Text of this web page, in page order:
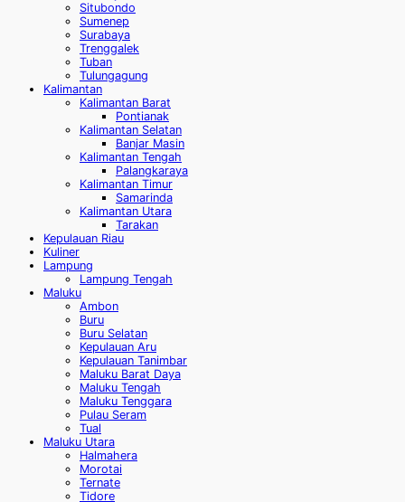
Situbondo
Sumenep
Surabaya
Trenggalek
Tuban
Tulungagung
Kalimantan
Kalimantan Barat
Pontianak
Kalimantan Selatan
Banjar Masin
Kalimantan Tengah
Palangkaraya
Kalimantan Timur
Samarinda
Kalimantan Utara
Tarakan
Kepulauan Riau
Kuliner
Lampung
Lampung Tengah
Maluku
Ambon
Buru
Buru Selatan
Kepulauan Aru
Kepulauan Tanimbar
Maluku Barat Daya
Maluku Tengah
Maluku Tenggara
Pulau Seram
Tual
Maluku Utara
Halmahera
Morotai
Ternate
Tidore